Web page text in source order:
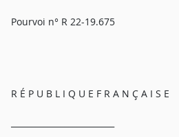
Pourvoi n° R 22-19.675
R É P U B L I Q U E F R A N Ç A I S E